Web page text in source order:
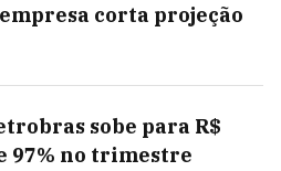
corta projeção
sobe para R$
97% no trimestre